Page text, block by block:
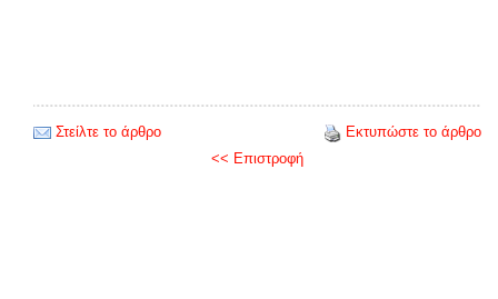
Στείλτε το άρθρο
Εκτυπώστε το άρθρο
<< Επιστροφή